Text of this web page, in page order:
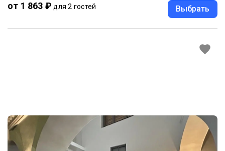
от 1 863 ₽ для 2 гостей Выбрать